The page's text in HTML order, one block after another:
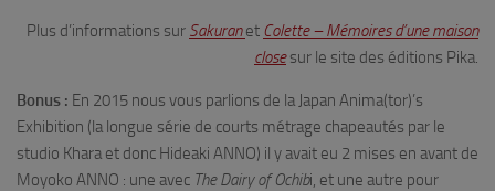
Plus d’informations sur Sakuranet Colette – Mémoires d’une maison
closesur le site des éditions Pika.
Bonus : En 2015 nous vous parlions de la Japan Anima(tor)’s
Exhibition (la longue série de courts métrage chapeautés par le
studio Khara et donc Hideaki ANNO) il y avait eu 2 mises en avant de
Moyoko ANNO : une avec The Dairy of Ochibi, et une autre pour